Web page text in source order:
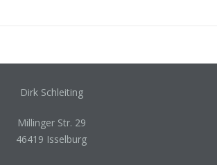
Dirk Schleiting
Millinger Str. 29
46419 Isselburg